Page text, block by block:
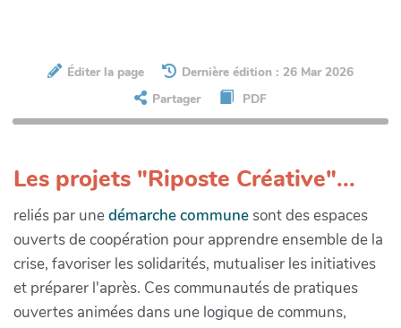
Éditer la page
Dernière édition : 26 Mar 2026
Partager
PDF